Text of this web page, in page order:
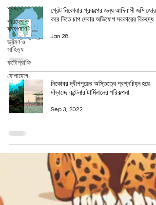
প্রচ্ছদ
পরিবেশ ও
বন্যপ্রাণ
ভ্রমণ ও
সাহিত্য
ফটোগ্রাফি
যোগাযোগ
গ্রেট নিকোবার প্রকল্পের জন্য আদিবাসী জমি জোর
করে নিতে চাপ দেবার অভিযোগ সরকারের বিরুদ্ধে
Jan 28
নিকোবর দ্বীপপুঞ্জের অস্তিত্বে প্রশ্নচিহ্ন হয়ে
দাঁড়াচ্ছে কন্টেনার টার্মিনালের পরিকল্পনা
Sep 3, 2022